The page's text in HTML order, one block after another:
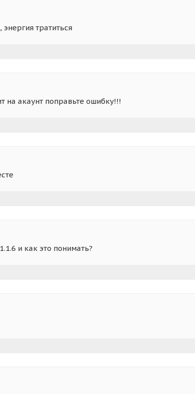
тратиться
на акаунт поправьте ошибку!!!
и как это понимать?